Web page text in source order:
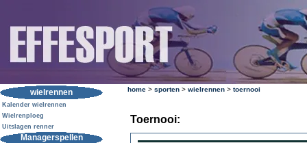
wielrennen
Kalender wielrennen
Wielrenploeg
Uitslagen renner
Managerspellen
home > sporten > wielrennen > toernooi
Toernooi: